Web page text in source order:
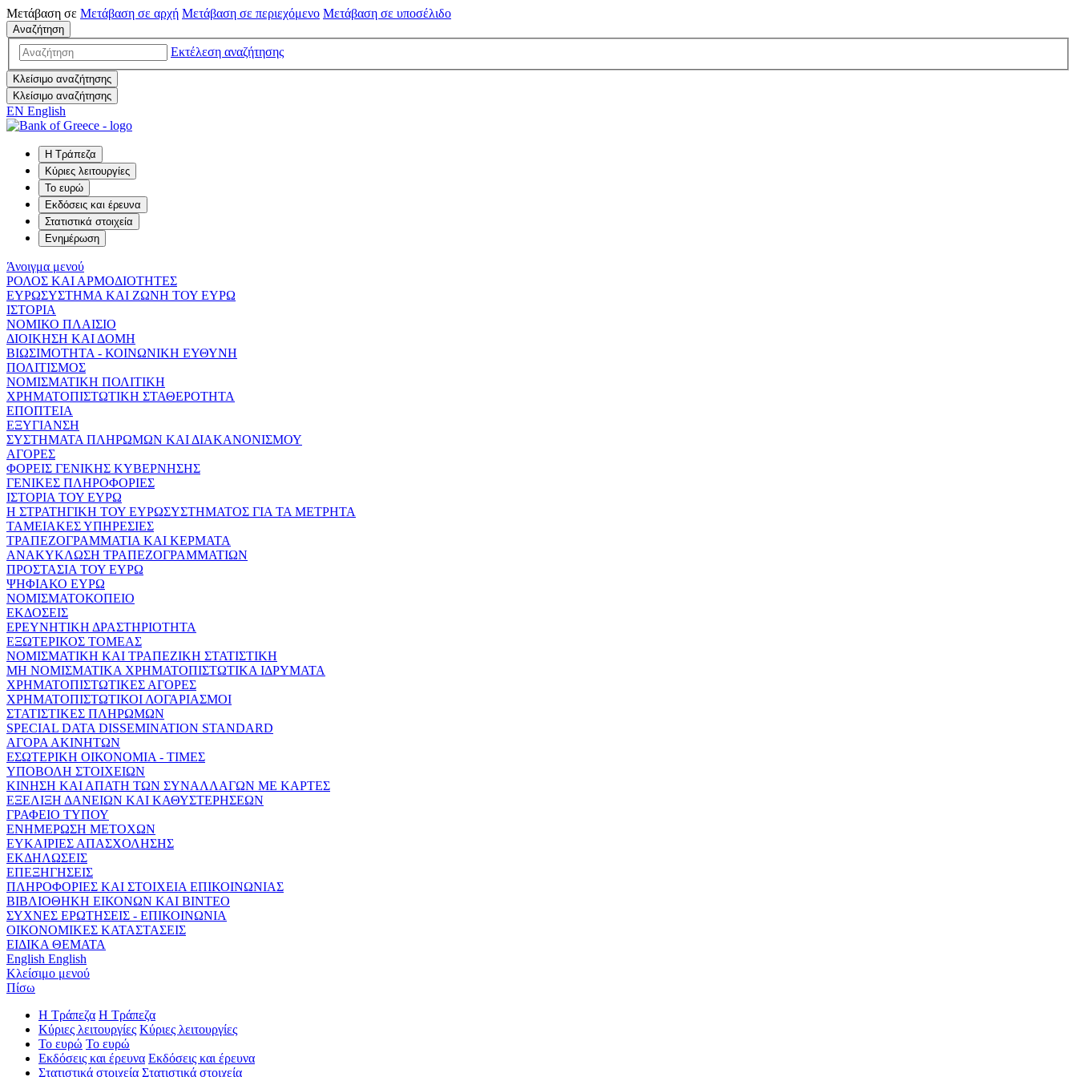
Μετάβαση σε Μετάβαση σε αρχή Μετάβαση σε περιεχόμενο Μετάβαση σε υποσέλιδο
Αναζήτηση
Εκτέλεση αναζήτησης
Κλείσιμο αναζήτησης
Κλείσιμο αναζήτησης
EN English
Η Τράπεζα
Κύριες λειτουργίες
Το ευρώ
Εκδόσεις και έρευνα
Στατιστικά στοιχεία
Ενημέρωση
Άνοιγμα μενού
ΡΟΛΟΣ ΚΑΙ ΑΡΜΟΔΙΟΤΗΤΕΣ
ΕΥΡΩΣΥΣΤΗΜΑ ΚΑΙ ΖΩΝΗ ΤΟΥ ΕΥΡΩ
ΙΣΤΟΡΙΑ
ΝΟΜΙΚΟ ΠΛΑΙΣΙΟ
ΔΙΟΙΚΗΣΗ ΚΑΙ ΔΟΜΗ
ΒΙΩΣΙΜΟΤΗΤΑ - ΚΟΙΝΩΝΙΚΗ ΕΥΘΥΝΗ
ΠΟΛΙΤΙΣΜΟΣ
ΝΟΜΙΣΜΑΤΙΚΗ ΠΟΛΙΤΙΚΗ
ΧΡΗΜΑΤΟΠΙΣΤΩΤΙΚΗ ΣΤΑΘΕΡΟΤΗΤΑ
ΕΠΟΠΤΕΙΑ
ΕΞΥΓΙΑΝΣΗ
ΣΥΣΤΗΜΑΤΑ ΠΛΗΡΩΜΩΝ ΚΑΙ ΔΙΑΚΑΝΟΝΙΣΜΟΥ
ΑΓΟΡΕΣ
ΦΟΡΕΙΣ ΓΕΝΙΚΗΣ ΚΥΒΕΡΝΗΣΗΣ
ΓΕΝΙΚΕΣ ΠΛΗΡΟΦΟΡΙΕΣ
ΙΣΤΟΡΙΑ ΤΟΥ ΕΥΡΩ
Η ΣΤΡΑΤΗΓΙΚΗ ΤΟΥ ΕΥΡΩΣΥΣΤΗΜΑΤΟΣ ΓΙΑ ΤΑ ΜΕΤΡΗΤΑ
ΤΑΜΕΙΑΚΕΣ ΥΠΗΡΕΣΙΕΣ
ΤΡΑΠΕΖΟΓΡΑΜΜΑΤΙΑ ΚΑΙ ΚΕΡΜΑΤΑ
ΑΝΑΚΥΚΛΩΣΗ ΤΡΑΠΕΖΟΓΡΑΜΜΑΤΙΩΝ
ΠΡΟΣΤΑΣΙΑ ΤΟΥ ΕΥΡΩ
ΨΗΦΙΑΚΟ ΕΥΡΩ
ΝΟΜΙΣΜΑΤΟΚΟΠΕΙΟ
ΕΚΔΟΣΕΙΣ
ΕΡΕΥΝΗΤΙΚΗ ΔΡΑΣΤΗΡΙΟΤΗΤΑ
ΕΞΩΤΕΡΙΚΟΣ ΤΟΜΕΑΣ
ΝΟΜΙΣΜΑΤΙΚΗ ΚΑΙ ΤΡΑΠΕΖΙΚΗ ΣΤΑΤΙΣΤΙΚΗ
ΜΗ ΝΟΜΙΣΜΑΤΙΚΑ ΧΡΗΜΑΤΟΠΙΣΤΩΤΙΚΑ ΙΔΡΥΜΑΤΑ
ΧΡΗΜΑΤΟΠΙΣΤΩΤΙΚΕΣ ΑΓΟΡΕΣ
ΧΡΗΜΑΤΟΠΙΣΤΩΤΙΚΟΙ ΛΟΓΑΡΙΑΣΜΟΙ
ΣΤΑΤΙΣΤΙΚΕΣ ΠΛΗΡΩΜΩΝ
SPECIAL DATA DISSEMINATION STANDARD
ΑΓΟΡΑ ΑΚΙΝΗΤΩΝ
ΕΣΩΤΕΡΙΚΗ ΟΙΚΟΝΟΜΙΑ - ΤΙΜΕΣ
ΥΠΟΒΟΛΗ ΣΤΟΙΧΕΙΩΝ
ΚΙΝΗΣΗ ΚΑΙ ΑΠΑΤΗ ΤΩΝ ΣΥΝΑΛΛΑΓΩΝ ΜΕ ΚΑΡΤΕΣ
ΕΞΕΛΙΞΗ ΔΑΝΕΙΩΝ ΚΑΙ ΚΑΘΥΣΤΕΡΗΣΕΩΝ
ΓΡΑΦΕΙΟ ΤΥΠΟΥ
ΕΝΗΜΕΡΩΣΗ ΜΕΤΟΧΩΝ
ΕΥΚΑΙΡΙΕΣ ΑΠΑΣΧΟΛΗΣΗΣ
ΕΚΔΗΛΩΣΕΙΣ
ΕΠΕΞΗΓΗΣΕΙΣ
ΠΛΗΡΟΦΟΡΙΕΣ ΚΑΙ ΣΤΟΙΧΕΙΑ ΕΠΙΚΟΙΝΩΝΙΑΣ
ΒΙΒΛΙΟΘΗΚΗ ΕΙΚΟΝΩΝ ΚΑΙ ΒΙΝΤΕΟ
ΣΥΧΝΕΣ ΕΡΩΤΗΣΕΙΣ - ΕΠΙΚΟΙΝΩΝΙΑ
ΟΙΚΟΝΟΜΙΚΕΣ ΚΑΤΑΣΤΑΣΕΙΣ
ΕΙΔΙΚΑ ΘΕΜΑΤΑ
English English
Κλείσιμο μενού
Πίσω
Η Τράπεζα Η Τράπεζα
Κύριες λειτουργίες Κύριες λειτουργίες
Το ευρώ Το ευρώ
Εκδόσεις και έρευνα Εκδόσεις και έρευνα
Στατιστικά στοιχεία Στατιστικά στοιχεία